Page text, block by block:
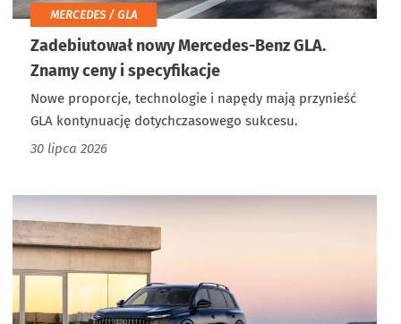
MERCEDES / GLA
Zadebiutował nowy Mercedes-Benz GLA.
Znamy ceny i specyfikacje
Nowe proporcje, technologie i napędy mają przynieść
GLA kontynuację dotychczasowego sukcesu.
30 lipca 2026